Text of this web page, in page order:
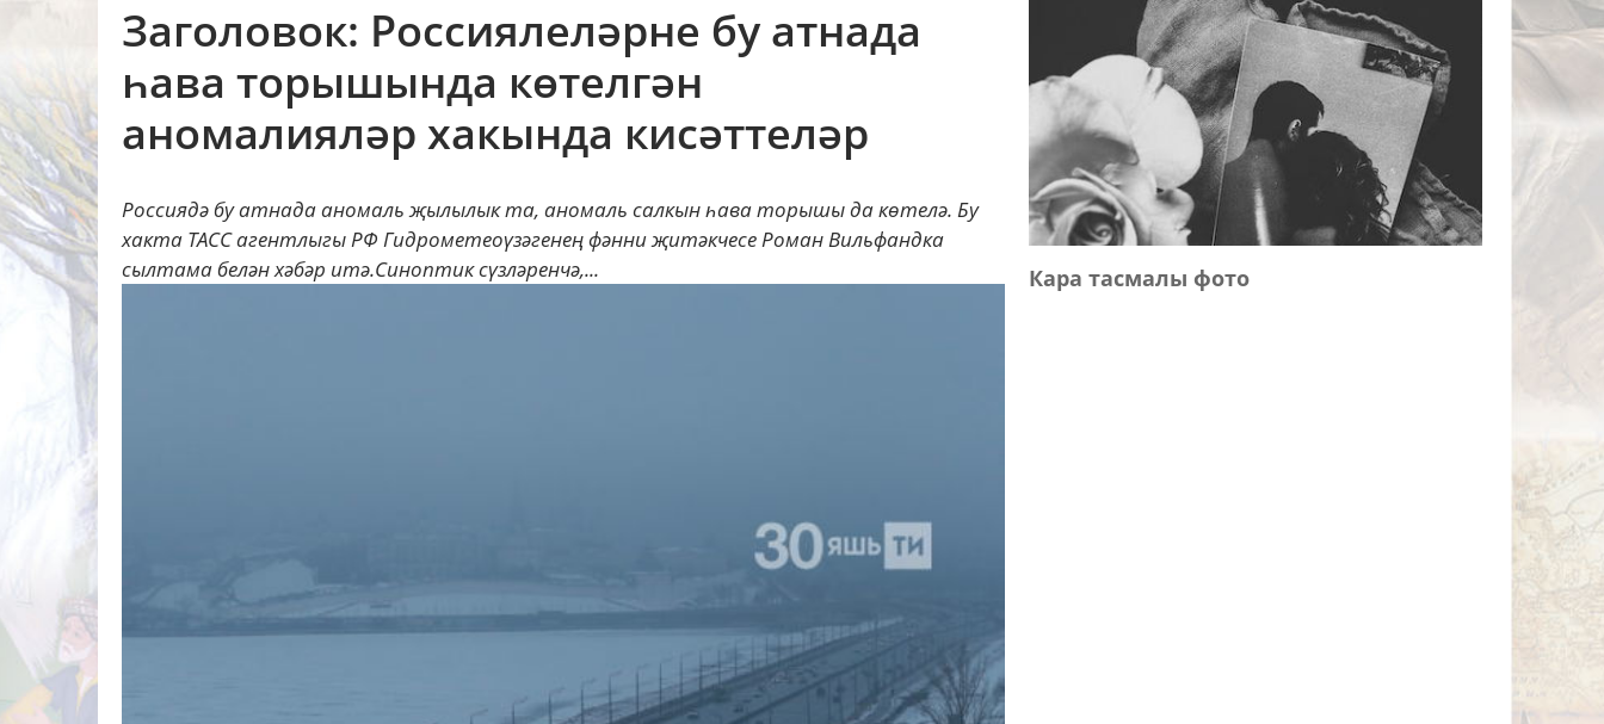
Заголовок: Россиялеләрне бу атнада
һава торышында көтелгән
аномалияләр хакында кисәттеләр
Россиядә бу атнада аномаль җылылык та, аномаль салкын һава торышы да көтелә. Бу
хакта ТАСС агентлыгы РФ Гидрометеоүзәгенең фәнни җитәкчесе Роман Вильфандка
сылтама белән хәбәр итә.Синоптик сүзләренчә,...
Кара тасмалы фото